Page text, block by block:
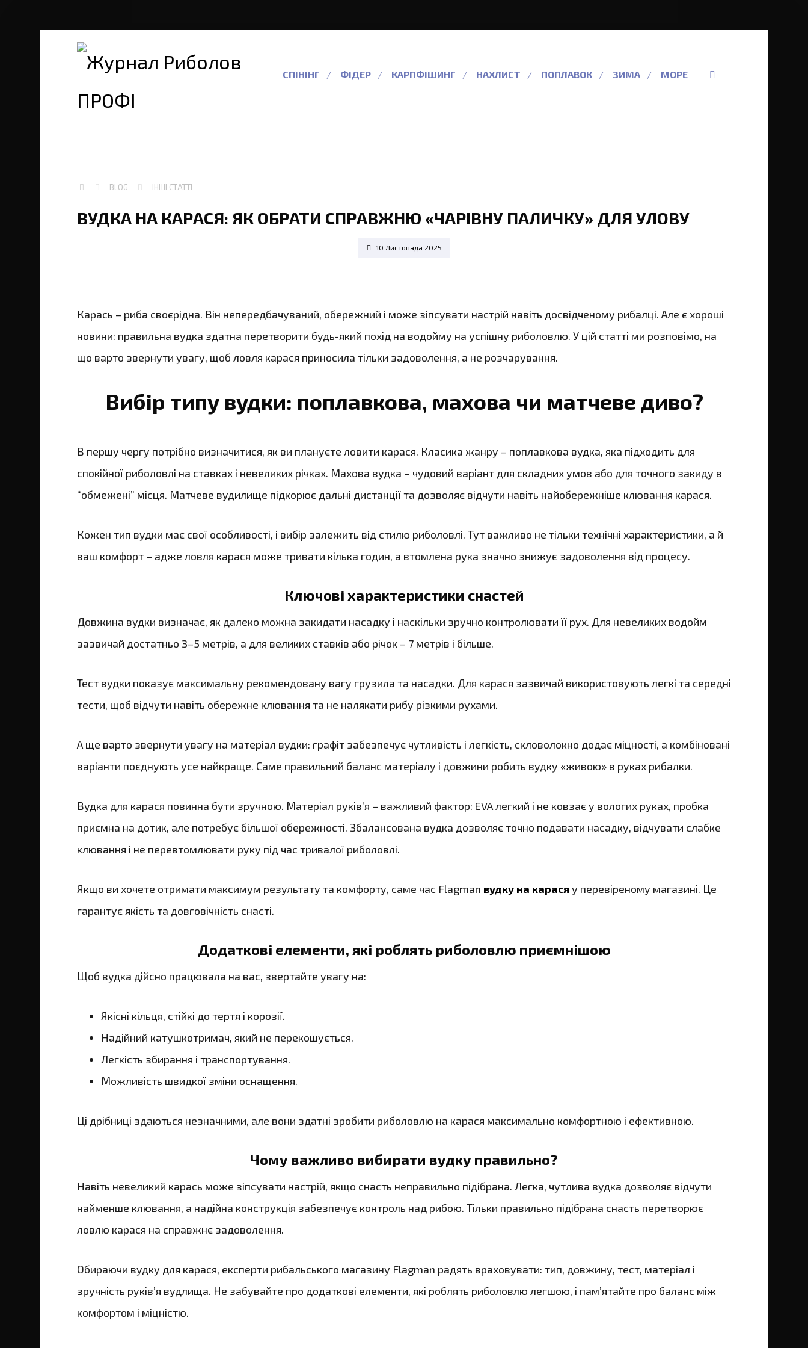
СПІНІНГ ФІДЕР КАРПФІШИНГ НАХЛИСТ ПОПЛАВОК ЗИМА МОРЕ
BLOG ІНШІ СТАТТІ
ВУДКА НА КАРАСЯ: ЯК ОБРАТИ СПРАВЖНЮ «ЧАРІВНУ ПАЛИЧКУ» ДЛЯ УЛОВУ
10 Листопада 2025
Карась – риба своєрідна. Він непередбачуваний, обережний і може зіпсувати настрій навіть досвідченому рибалці. Але є хороші
новини: правильна вудка здатна перетворити будь-який похід на водойму на успішну риболовлю. У цій статті ми розповімо, на
що варто звернути увагу, щоб ловля карася приносила тільки задоволення, а не розчарування.
Вибір типу вудки: поплавкова, махова чи матчеве диво?
В першу чергу потрібно визначитися, як ви плануєте ловити карася. Класика жанру – поплавкова вудка, яка підходить для
спокійної риболовлі на ставках і невеликих річках. Махова вудка – чудовий варіант для складних умов або для точного закиду в
“обмежені” місця. Матчеве вудилище підкорює дальні дистанції та дозволяє відчути навіть найобережніше клювання карася.
Кожен тип вудки має свої особливості, і вибір залежить від стилю риболовлі. Тут важливо не тільки технічні характеристики, а й
ваш комфорт – адже ловля карася може тривати кілька годин, а втомлена рука значно знижує задоволення від процесу.
Ключові характеристики снастей
Довжина вудки визначає, як далеко можна закидати насадку і наскільки зручно контролювати її рух. Для невеликих водойм
зазвичай достатньо 3–5 метрів, а для великих ставків або річок – 7 метрів і більше.
Тест вудки показує максимальну рекомендовану вагу грузила та насадки. Для карася зазвичай використовують легкі та середні
тести, щоб відчути навіть обережне клювання та не налякати рибу різкими рухами.
А ще варто звернути увагу на матеріал вудки: графіт забезпечує чутливість і легкість, скловолокно додає міцності, а комбіновані
варіанти поєднують усе найкраще. Саме правильний баланс матеріалу і довжини робить вудку «живою» в руках рибалки.
Вудка для карася повинна бути зручною. Матеріал руків’я – важливий фактор: EVA легкий і не ковзає у вологих руках, пробка
приємна на дотик, але потребує більшої обережності. Збалансована вудка дозволяє точно подавати насадку, відчувати слабке
клювання і не перевтомлювати руку під час тривалої риболовлі.
Якщо ви хочете отримати максимум результату та комфорту, саме час Flagman вудку на карасяу перевіреному магазині. Це
гарантує якість та довговічність снасті.
Додаткові елементи, які роблять риболовлю приємнішою
Щоб вудка дійсно працювала на вас, звертайте увагу на:
Якісні кільця, стійкі до тертя і корозії.
Надійний катушкотримач, який не перекошується.
Легкість збирання і транспортування.
Можливість швидкої зміни оснащення.
Ці дрібниці здаються незначними, але вони здатні зробити риболовлю на карася максимально комфортною і ефективною.
Чому важливо вибирати вудку правильно?
Навіть невеликий карась може зіпсувати настрій, якщо снасть неправильно підібрана. Легка, чутлива вудка дозволяє відчути
найменше клювання, а надійна конструкція забезпечує контроль над рибою. Тільки правильно підібрана снасть перетворює
ловлю карася на справжнє задоволення.
Обираючи вудку для карася, експерти рибальського магазину Flagman радять враховувати: тип, довжину, тест, матеріал і
зручність руків’я вудлища. Не забувайте про додаткові елементи, які роблять риболовлю легшою, і пам’ятайте про баланс між
комфортом і міцністю.